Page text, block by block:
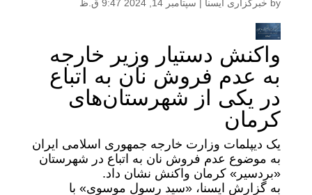
by خبرگزاری ایسنا | سپتامبر 14, 2024 9:47 ق.ظ
واکنش دستیار وزیر خارجه
به عدم فروش نان به اتباع
در یکی از شهرستان‌های
کرمان
یک دیپلمات وزارت خارجه جمهوری اسلامی ایران
به موضوع عدم فروش نان به اتباع در شهرستان
«بردسیر» کرمان واکنش نشان داد.
به گزارش ایسنا، «سید رسول موسوی» با